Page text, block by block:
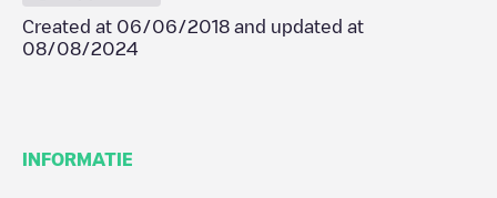
Created at 06/06/2018 and updated at
08/08/2024
INFORMATIE